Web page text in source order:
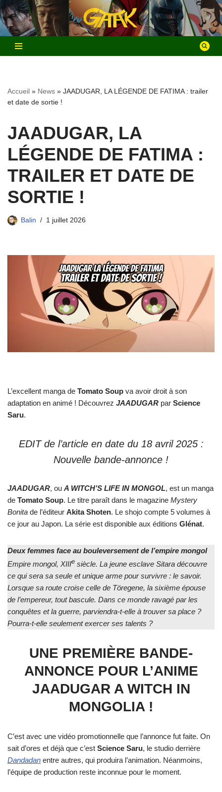
Aller
au
contenu
Accueil » News » JAADUGAR, LA LÉGENDE DE FATIMA : trailer
et date de sortie !
JAADUGAR, LA
LÉGENDE DE FATIMA :
TRAILER ET DATE DE
SORTIE !
Balin 1 juillet 2026
L’excellent manga de Tomato Soup va avoir droit à son
adaptation en animé ! Découvrez JAADUGAR par Science
Saru.
EDIT de l’article en date du 18 avril 2025 :
Nouvelle bande-annonce !
JAADUGAR, ou A WITCH’S LIFE IN MONGOL, est un manga
de Tomato Soup. Le titre paraît dans le magazine Mystery
Bonita de l’éditeur Akita Shoten. Le shojo compte 5 volumes à
ce jour au Japon. La série est disponible aux éditions Glénat.
Deux femmes face au bouleversement de l’empire mongol
Empire mongol, XIIIe siècle. La jeune esclave Sitara découvre
ce qui sera sa seule et unique arme pour survivre : le savoir.
Lorsque sa route croise celle de Töregene, la sixième épouse
de l’empereur, tout bascule. Dans ce monde ravagé par les
conquêtes et la guerre, parviendra-t-elle à trouver sa place ?
Pourra-t-elle seulement exercer ses talents ?
UNE PREMIÈRE BANDE-
ANNONCE POUR L’ANIME
JAADUGAR A WITCH IN
MONGOLIA !
C’est avec une vidéo promotionnelle que l’annonce fut faite. On
sait d’ores et déjà que c’est Science Saru, le studio derrière
Dandadan entre autres, qui produira l’animation. Néanmoins,
l’équipe de production reste inconnue pour le moment.